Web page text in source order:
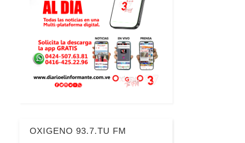
OXIGENO 93.7.TU FM